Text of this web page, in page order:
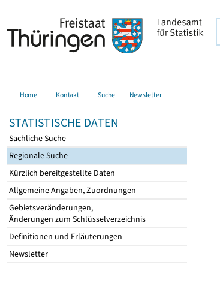
Home Kontakt Suche Newsletter
STATISTISCHE DATEN
Sachliche Suche
Regionale Suche
Kürzlich bereitgestellte Daten
Allgemeine Angaben, Zuordnungen
Gebietsveränderungen,
Änderungen zum Schlüsselverzeichnis
Definitionen und Erläuterungen
Newsletter